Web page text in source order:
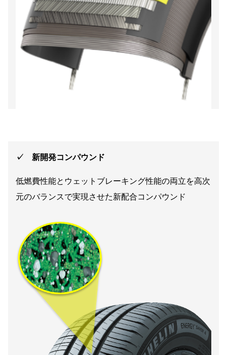
✓ 新開発コンパウンド
低燃費性能とウェットブレーキング性能の両立を高次
元のバランスで実現させた新配合コンパウンド